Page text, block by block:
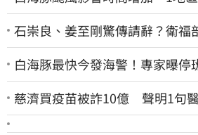
石崇良、姜至剛驚傳請辭？衛福
白海豚最快今發海警！專家曝停
慈濟買疫苗被詐10億 聲明1句